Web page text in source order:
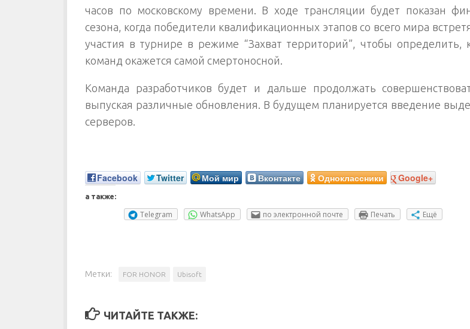
часов по московскому времени. В ходе трансляции будет показан
сезона, когда победители квалификационных этапов со всего мира
участия в турнире в режиме “Захват территорий”, чтобы определить,
команд окажется самой смертоносной.
Команда разработчиков будет и дальше продолжать
выпуская различные обновления. В будущем планируется введение
серверов.
Facebook Twitter Мой мир Вконтакте Одноклассники Google+
а также:
Telegram WhatsApp по электронной почте Печать Ещё
Метки: FOR HONOR Ubisoft
ЧИТАЙТЕ ТАКЖЕ: